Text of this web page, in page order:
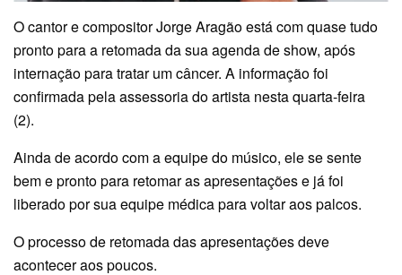
O cantor e compositor Jorge Aragão está com quase tudo
pronto para a retomada da sua agenda de show, após
internação para tratar um câncer. A informação foi
confirmada pela assessoria do artista nesta quarta-feira
(2).
Ainda de acordo com a equipe do músico, ele se sente
bem e pronto para retomar as apresentações e já foi
liberado por sua equipe médica para voltar aos palcos.
O processo de retomada das apresentações deve
acontecer aos poucos.